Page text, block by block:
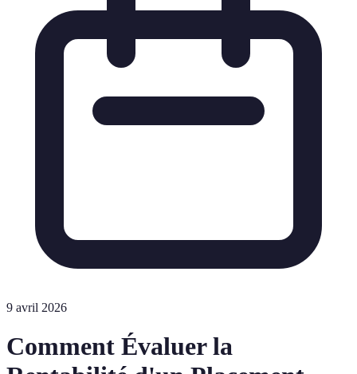
9 avril 2026
Comment Évaluer la